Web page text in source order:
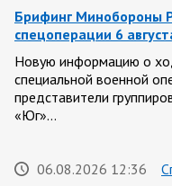
Брифинг Минобороны
спецоперации 6
Новую информацию о
специальной военной
представители
«Юг»…
06.08.2026 12:36